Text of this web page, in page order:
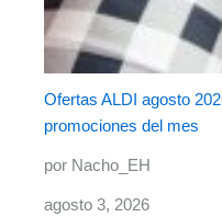
Ofertas ALDI agosto
promociones del mes
por Nacho_EH
agosto 3, 2026